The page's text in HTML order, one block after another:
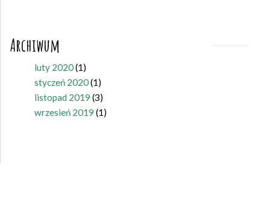
Archiwum
luty 2020(1)
styczeń 2020(1)
listopad 2019 (3)
wrzesień 2019 (1)